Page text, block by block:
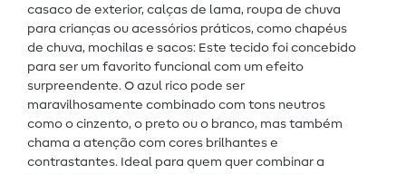
casaco de exterior, calças de lama, roupa de chuva
para crianças ou acessórios práticos, como chapéus
de chuva, mochilas e sacos: Este tecido foi concebido
para ser um favorito funcional com um efeito
surpreendente. O azul rico pode ser
maravilhosamente combinado com tons neutros
como o cinzento, o preto ou o branco, mas também
chama a atenção com cores brilhantes e
contrastantes. Ideal para quem quer combinar a